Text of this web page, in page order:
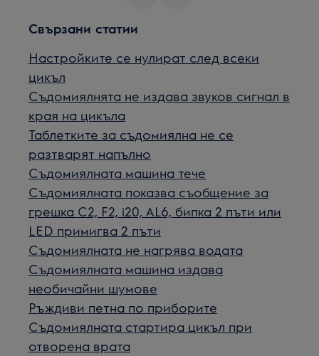
Свързани статии
Настройките се нулират след всеки
цикъл
Съдомиялнята не издава звуков сигнал в
края на цикъла
Таблетките за съдомиялна не се
разтварят напълно
Съдомиялната машина тече
Съдомиялнaта показва съобщение за
грешка C2, F2, i20, AL6, бипка 2 пъти или
LED примигва 2 пъти
Съдомиялната не нагрява водата
Съдомиялната машина издава
необичайни шумове
Ръждиви петна по приборите
Съдомиялната стартира цикъл при
отворена врата